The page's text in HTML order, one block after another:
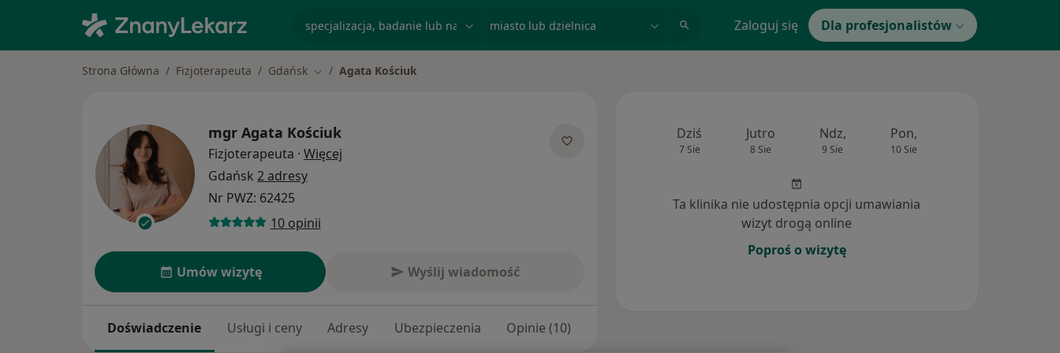
Zaloguj się Dla profesjonalistów
Strona Główna Fizjoterapeuta Gdańsk Zmień miasto
Agata Kościuk
mgr Agata Kościuk
Fizjoterapeuta · Więcej
Gdańsk 2 adresy
Nr PWZ: 62425
10 opinii
Umów wizytę Wyślij wiadomość
Doświadczenie Usługi i ceny Adresy Ubezpieczenia Opinie (10)
Dziś
7 Sie
Jutro
8 Sie
Ndz,
9 Sie
Pon,
10 Sie
Ta klinika nie udostępnia opcji umawiania
wizyt drogą online
Poproś o wizytę